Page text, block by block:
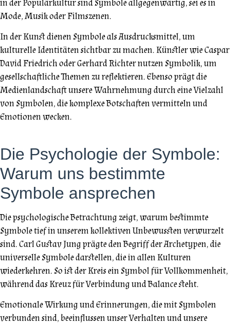
in der Populärkultur sind Symbole allgegenwärtig, sei es in
Mode, Musik oder Filmszenen.
In der Kunst dienen Symbole als Ausdrucksmittel, um
kulturelle Identitäten sichtbar zu machen. Künstler wie Caspar
David Friedrich oder Gerhard Richter nutzen Symbolik, um
gesellschaftliche Themen zu reflektieren. Ebenso prägt die
Medienlandschaft unsere Wahrnehmung durch eine Vielzahl
von Symbolen, die komplexe Botschaften vermitteln und
Emotionen wecken.
Die Psychologie der Symbole:
Warum uns bestimmte
Symbole ansprechen
Die psychologische Betrachtung zeigt, warum bestimmte
Symbole tief in unserem kollektiven Unbewussten verwurzelt
sind. Carl Gustav Jung prägte den Begriff der Archetypen, die
universelle Symbole darstellen, die in allen Kulturen
wiederkehren. So ist der Kreis ein Symbol für Vollkommenheit,
während das Kreuz für Verbindung und Balance steht.
Emotionale Wirkung und Erinnerungen, die mit Symbolen
verbunden sind, beeinflussen unser Verhalten und unsere